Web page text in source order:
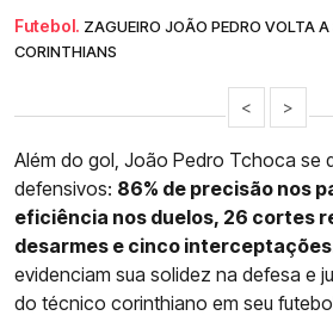
Futebol. ZAGUEIRO JOÃO PEDRO VOLTA A
CORINTHIANS
< >
Além do gol, João Pedro Tchoca se
defensivos: 86% de precisão nos
eficiência nos duelos, 26 cortes
desarmes e cinco interceptações
evidenciam sua solidez na defesa e
do técnico corinthiano em seu